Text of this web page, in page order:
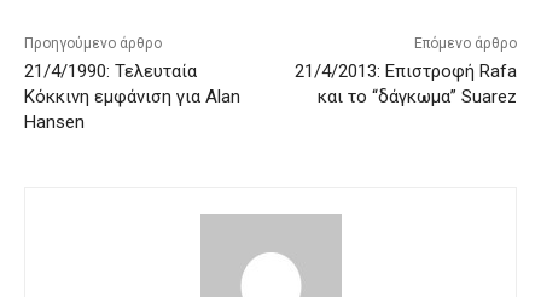
Προηγούμενο άρθρο
21/4/1990: Τελευταία
Κόκκινη εμφάνιση για Alan
Hansen
Επόμενο άρθρο
21/4/2013: Επιστροφή Rafa
και το “δάγκωμα” Suarez